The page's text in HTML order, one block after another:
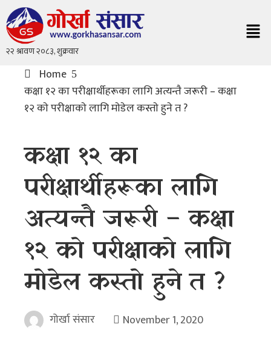
Home
कक्षा १२ का परीक्षार्थीहरूका लागि अत्यन्तै जरूरी – कक्षा
१२ काे परीक्षाकाे लागि माेडेल कस्ताे हुने त ?
कक्षा १२ का
परीक्षार्थीहरूका लागि
अत्यन्तै जरूरी – कक्षा
१२ काे परीक्षाकाे लागि
माेडेल कस्ताे हुने त ?
गोर्खा संसार November 1, 2020